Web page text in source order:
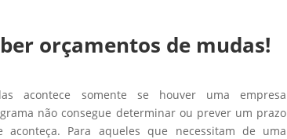
orçamentos de mudas!
acontece somente se houver uma empresa
não consegue determinar ou prever um prazo
aconteça. Para aqueles que necessitam de uma